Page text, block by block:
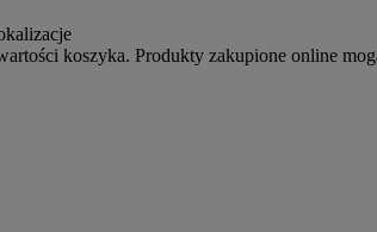
koszyka. Produkty zakupione online